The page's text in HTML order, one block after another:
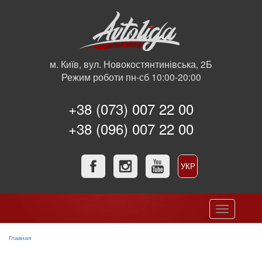
м. Київ, вул. Новокостянтинівська, 2Б
Режим роботи пн-сб 10:00-20:00
+38 (073) 007 22 00
+38 (096) 007 22 00
УКР
Toggle
navigation
Главная